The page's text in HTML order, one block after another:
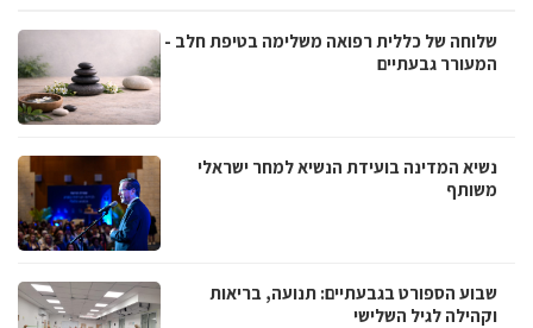
שלוחה של כללית רפואה משלימה בטיפת חלב -
המעורר גבעתיים
נשיא המדינה בועידת הנשיא למחר ישראלי
משותף
שבוע הספורט בגבעתיים: תנועה, בריאות
וקהילה לגיל השלישי